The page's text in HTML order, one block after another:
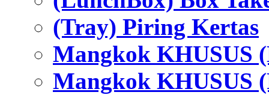
(Tray) Piring Kertas
Mangkok KHUSUS
Mangkok KHUSUS